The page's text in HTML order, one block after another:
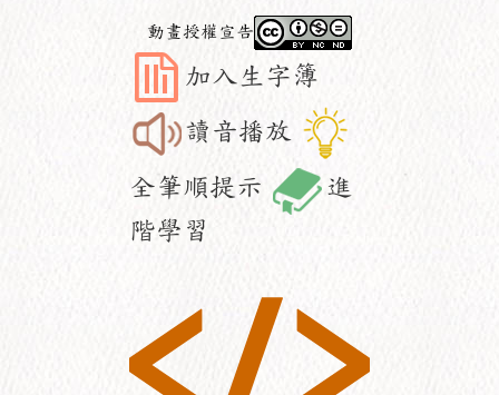
動畫授權宣告
加入生字簿
讀音播放
全筆順提示
進
階學習